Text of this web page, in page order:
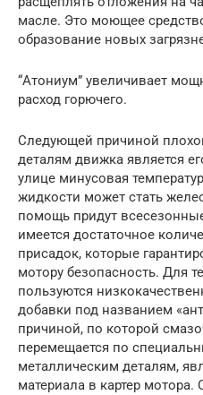
масле. Это моющее
образование новых
“Атониум” увеличивает
расход горючего.
Следующей причиной
деталям движка является
улице минусовая
жидкости может стать
помощь придут
имеется достаточное
присадок, которые
мотору безопасность. Для
пользуются
добавки под названием
причиной, по которой
перемещается по
металлическим деталям,
материала в картер